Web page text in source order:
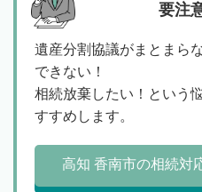
要注
遺産分割協議がまとまら
できない！
相続放棄したい！という
すすめします。
高知 香南市の相続対